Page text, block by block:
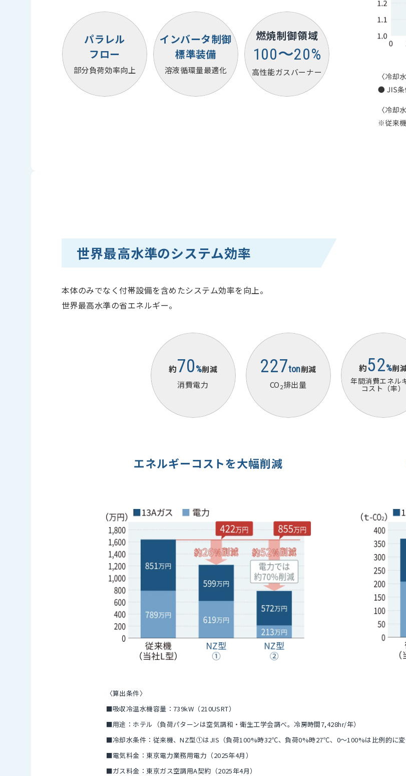
パラレル
フロー
部分負荷効率向上
インバータ制御
標準装備
溶液循環量最適化
燃焼制御領域
100〜20%
高性能ガスバーナー
世界最高水準のシステム効率
本体のみでなく付帯設備を含めたシステム効率を向上。
世界最高水準の省エネルギー。
約70%削減
消費電力
227ton削減
CO2排出量
約52%削
年間消費エネル
コスト（率）
エネルギーコストを大幅削減
〈算出条件〉
■吸収冷温水機容量：739kW（210USRT）
■用途：ホテル（負荷パターンは空気調和・衛生工学会調べ。冷房時間7,428hr/年）
■冷却水条件：従来機、NZ型①はJIS（負荷100%時32℃、負荷0%時27℃、0～100%は比例的に変
■電気料金：東京電力業務用電力（2025年4月）
■ガス料金：東京ガス空調用A契約（2025年4月）